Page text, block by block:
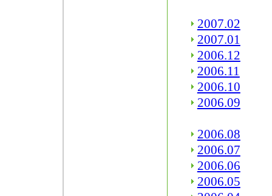
2007.02
2007.01
2006.12
2006.11
2006.10
2006.09
2006.08
2006.07
2006.06
2006.05